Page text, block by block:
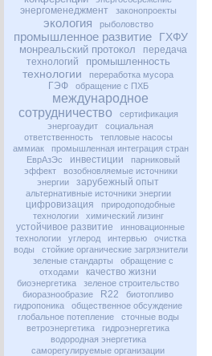
энергоменеджмент законопроекты
экология рыболовство
промышленное развитие ГХФУ
монреальский протокол
передача
технологий
промышленность
технологии переработка мусора
ГЭФ обращение с ПХБ
международное
сотрудничество
сертификация
энергоаудит
социальная
ответственность
тепловые насосы
аммиак
промышленная интеграция стран
ЕврАзЭс
инвестиции
парниковый
эффект
возобновляемые источники
энергии
зарубежный опыт
альтернативные источники энергии
цифровизация
природоподобные
технологии
химический лизинг
устойчивое развитие
инновационные
технологии
углерод интервью
очистка
воды
стойкие органические загрязнители
зеленые стандарты
обращение с
отходами
качество жизни
биоэнергетика
зеленое строительство
биоразнообразие
R22
биотопливо
гидропоника
общественное обсуждение
глобальное потепление
сточные воды
ветроэнергетика
гидроэнергетика
водородная энергетика
саморегулируемые организации